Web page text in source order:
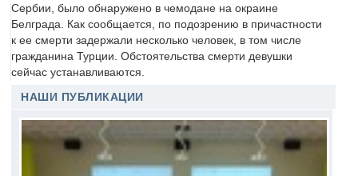
Сербии, было обнаружено в чемодане на окраине
Белграда. Как сообщается, по подозрению в причастности
к ее смерти задержали несколько человек, в том числе
гражданина Турции. Обстоятельства смерти девушки
сейчас устанавливаются.
НАШИ ПУБЛИКАЦИИ